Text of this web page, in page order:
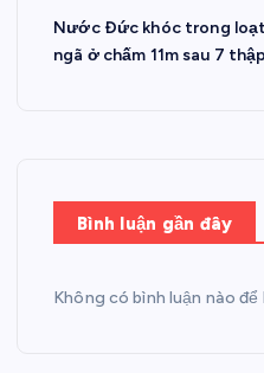
Nước Đức khóc trong loạt
ngã ở chấm 11m sau 7
Bình luận gần đây
Không có bình luận nào để